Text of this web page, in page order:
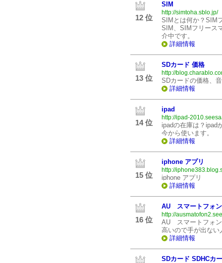
12 位
SIM
http://simtoha.sblo.jp/
SIMとは何か？SIM
SIM、SIMフリース
介中です。
詳細情報
13 位
SDカード 価格
http://
SDカードの価格、
詳細情報
14 位
ipad
http://ipad-
ipadの在庫は？ipad
今から使います。
詳細情報
15 位
iphone アプリ
http://
iphone アプリ
詳細情報
16 位
AU スマートフォン
http://
AU スマートフォン
高いので手が出ない
詳細情報
SDカード SDHCカ